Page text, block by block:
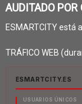
AUDITADO POR
ESMARTCITY está
TRÁFICO WEB